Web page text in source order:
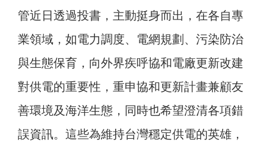
管近日透過投書，主動挺身而出，在各自專
業領域，如電力調度、電網規劃、污染防治
與生態保育，向外界疾呼協和電廠更新改建
對供電的重要性，重申協和更新計畫兼顧友
善環境及海洋生態，同時也希望澄清各項錯
誤資訊。這些為維持台灣穩定供電的英雄，